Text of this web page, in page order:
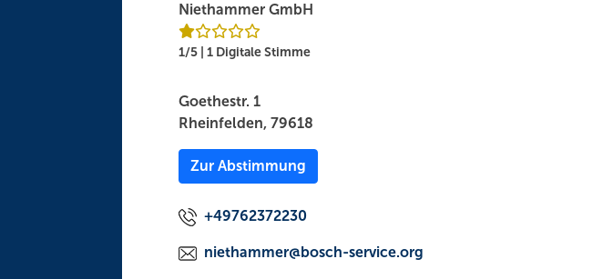
Niethammer GmbH
1/5 | 1 Digitale Stimme
Goethestr. 1
Rheinfelden, 79618
Zur Abstimmung
+49762372230
niethammer@bosch-service.org